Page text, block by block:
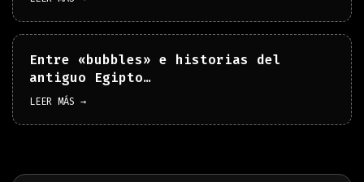
Entre «bubbles» e historias del
antiguo Egipto…
LEER MÁS →